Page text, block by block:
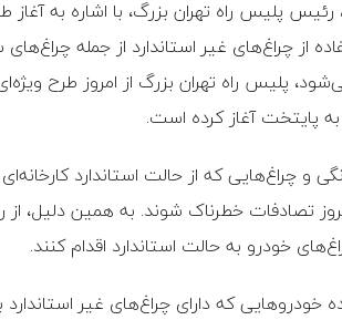
پلیس راه تهران بزرگ، با اشاره به آغاز
از چراغ‌های غیر استاندارد از جمله
پلیس راه تهران بزرگ از امروز طرح ویژه‌ای
پایتخت آغاز کرده است.
و چراغ‌هایی که از حالت استاندارد
تصادفات خطرناک شوند. به همین دلیل، از
خودرو به حالت استاندارد اقدام کنند.
که دارای چراغ‌های غیر